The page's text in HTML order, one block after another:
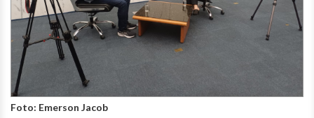
Foto: Emerson Jacob